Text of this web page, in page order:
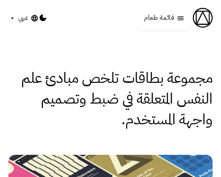
Skip to main content
Laws of UX
قائمة طعام DARK MODE
عربي
البطاقات
مجموعة بطاقات تلخص مبادئ علم
النفس المتعلقة في ضبط وتصميم
واجهة المستخدم.